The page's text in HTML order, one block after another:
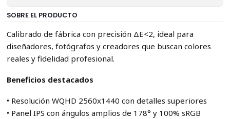
SOBRE EL PRODUCTO
Calibrado de fábrica con precisión ΔE<2, ideal para
diseñadores, fotógrafos y creadores que buscan colores
reales y fidelidad profesional.
Beneficios destacados
• Resolución WQHD 2560x1440 con detalles superiores
• Panel IPS con ángulos amplios de 178° y 100% sRGB